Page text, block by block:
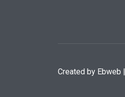
Created by Ebweb